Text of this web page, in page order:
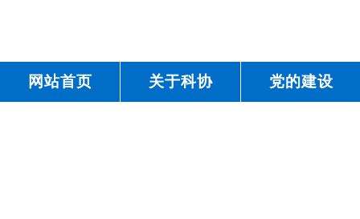
网站首页 关于科协 党的建设